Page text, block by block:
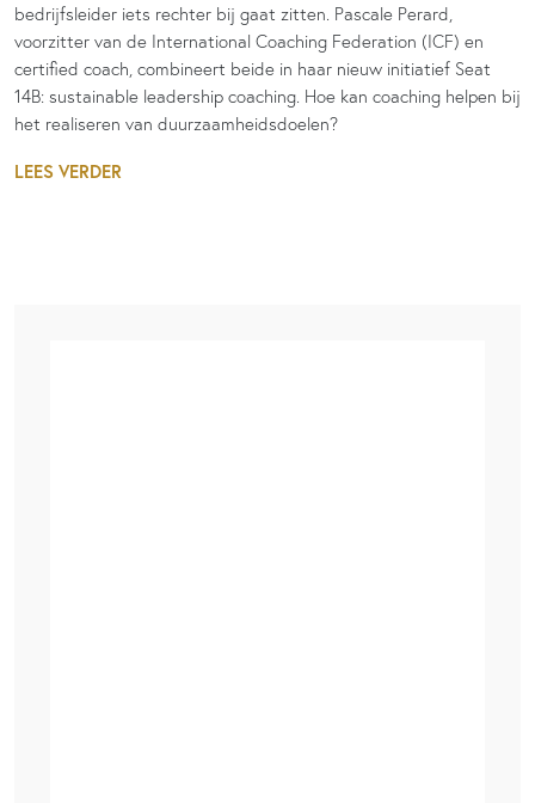
bedrijfsleider iets rechter bij gaat zitten. Pascale Perard,
voorzitter van de International Coaching Federation (ICF) en
certified coach, combineert beide in haar nieuw initiatief Seat
14B: sustainable leadership coaching. Hoe kan coaching helpen bij
het realiseren van duurzaamheidsdoelen?
LEES VERDER